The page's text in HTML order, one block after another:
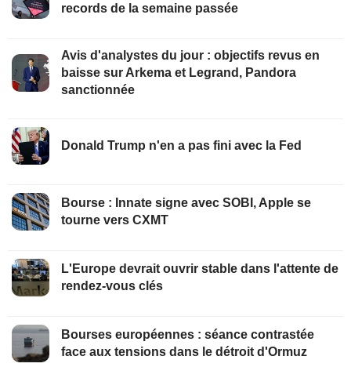
records de la semaine passée
Avis d'analystes du jour : objectifs revus en
baisse sur Arkema et Legrand, Pandora
sanctionnée
Donald Trump n'en a pas fini avec la Fed
Bourse : Innate signe avec SOBI, Apple se
tourne vers CXMT
L'Europe devrait ouvrir stable dans l'attente de
rendez-vous clés
Bourses européennes : séance contrastée
face aux tensions dans le détroit d'Ormuz